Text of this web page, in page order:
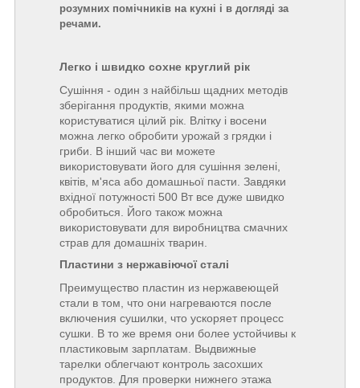
розумних помічників на кухні і в догляді за
речами.
Легко і швидко сохне круглий рік
Сушіння - один з найбільш щадних методів
зберігання продуктів, якими можна
користуватися цілий рік. Влітку і восени
можна легко обробити урожай з грядки і
гриби. В інший час ви можете
використовувати його для сушіння зелені,
квітів, м'яса або домашньої пасти. Завдяки
вхідної потужності 500 Вт все дуже швидко
обробиться. Його також можна
використовувати для виробництва смачних
страв для домашніх тварин.
Пластини з нержавіючої сталі
Преимущество пластин из нержавеющей
стали в том, что они нагреваются после
включения сушилки, что ускоряет процесс
сушки. В то же время они более устойчивы к
пластиковым зарплатам. Выдвижные
тарелки облегчают контроль засохших
продуктов. Для проверки нижнего этажа